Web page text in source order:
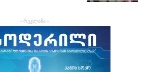
- რეკლამა -